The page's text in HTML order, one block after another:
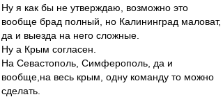
Ну я как бы не утверждаю, возможно это
вообще брад полный, но Калининград маловат,
да и выезда на него сложные.
Ну а Крым согласен.
На Севастополь, Симферополь, да и
вообще,на весь крым, одну команду то можно
сделать.